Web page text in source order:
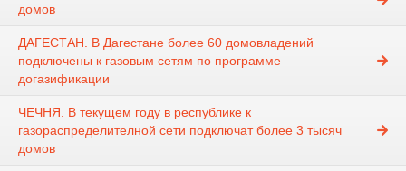
домов
ДАГЕСТАН. В Дагестане более 60 домовладений
подключены к газовым сетям по программе
догазификации
ЧЕЧНЯ. В текущем году в республике к
газораспределителной сети подключат более 3 тысяч
домов